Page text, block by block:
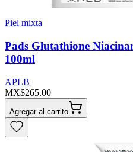
Piel mixta
Pads Glutathione
100ml
APLB
MX$265.00
Agregar al carrito